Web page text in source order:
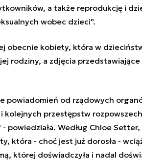
, a także reprodukcję i
wobec dzieci".
obecnie kobiety, która w
rodziny, a zdjęcia
powiadomień od rządowych
kolejnych przestępstw
powiedziała. Według Chloe
która - choć jest już dorosła -
której doświadczyła i nadal